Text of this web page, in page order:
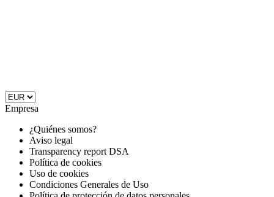
Empresa
¿Quiénes somos?
Aviso legal
Transparency report DSA
Política de cookies
Uso de cookies
Condiciones Generales de Uso